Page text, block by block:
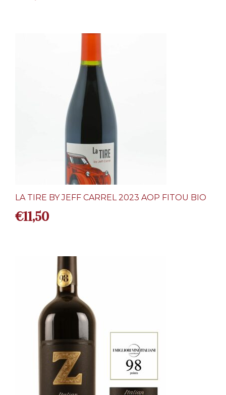
LA TIRE BY JEFF CARREL 2023 AOP FITOU BIO
€11,50